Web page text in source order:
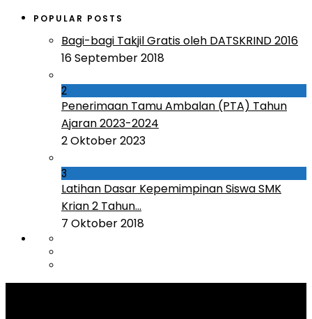
POPULAR POSTS
Bagi-bagi Takjil Gratis oleh DATSKRIND 2016
16 September 2018
2
Penerimaan Tamu Ambalan (PTA) Tahun
Ajaran 2023-2024
2 Oktober 2023
3
Latihan Dasar Kepemimpinan Siswa SMK
Krian 2 Tahun...
7 Oktober 2018